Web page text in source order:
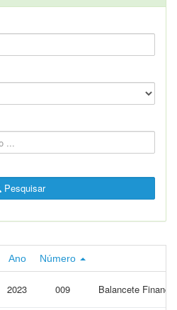
Pesquisar
Ano Número
2023 009 Balancete